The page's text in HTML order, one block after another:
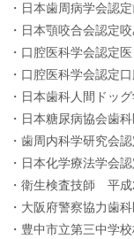
・日本歯周病学会認
・日本顎咬合会認定
・口腔医科学会認定
・口腔医科学会認定
・日本歯科人間ドッ
・日本糖尿病協会歯
・歯周内科学研究会
・日本化学療法学会
・衛生検査技師 平
・大阪府警察協力歯
・豊中市立第三中学